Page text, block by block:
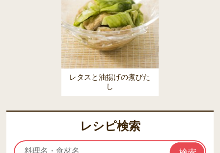
レタスと油揚げの煮びた
し
レシピ検索